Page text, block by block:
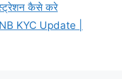
कैसे करे
KYC Update |